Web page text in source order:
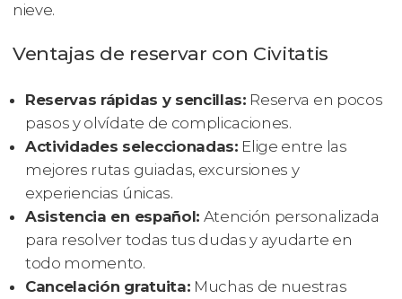
nieve.
Ventajas de reservar con Civitatis
Reservas rápidas y sencillas: Reserva en pocos
pasos y olvídate de complicaciones.
Actividades seleccionadas: Elige entre las
mejores rutas guiadas, excursiones y
experiencias únicas.
Asistencia en español: Atención personalizada
para resolver todas tus dudas y ayudarte en
todo momento.
Cancelación gratuita: Muchas de nuestras